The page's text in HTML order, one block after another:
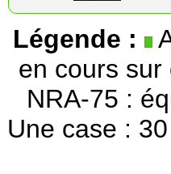
Légende :
en cours sur
NRA-75 :
Une case :